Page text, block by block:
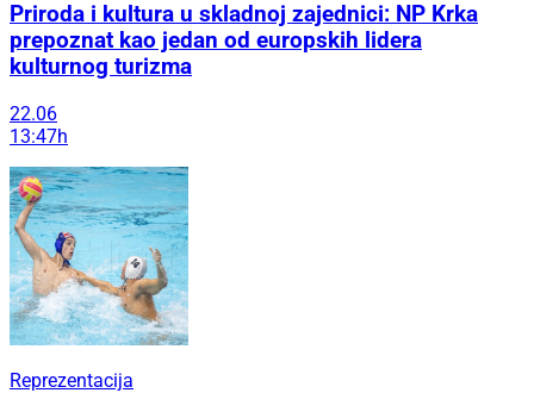
Priroda i kultura u skladnoj zajednici: NP Krka
prepoznat kao jedan od europskih lidera
kulturnog turizma
22.06
13:47h
Reprezentacija